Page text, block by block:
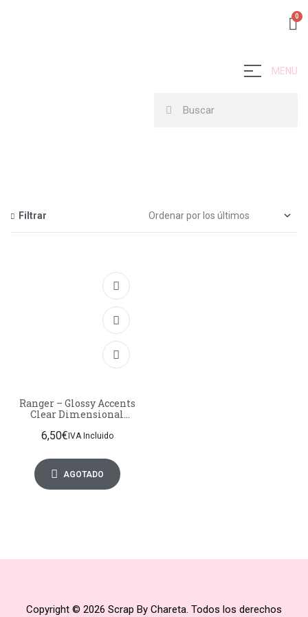
MENU
Filtrar
Ranger – Glossy Accents
Clear Dimensional
6,50€IVA Incluido
AGOTADO
Copyright © 2026 Scrap By Chareta. Todos los derechos